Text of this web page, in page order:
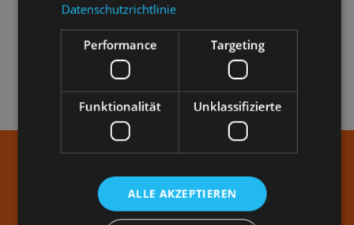
Datenschutzrichtlinie
Performance Targeting
Funktionalität Unklassifizierte
ALLE AKZEPTIEREN